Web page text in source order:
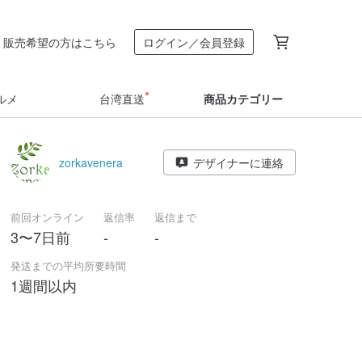
販売希望の方はこちら ログイン／会員登録
メ 台湾直送 商品カテゴリー
zorkavenera デザイナーに連絡
前回オンライン
3〜7日前
返信率
-
返信まで
-
発送までの平均所要時間
1週間以内